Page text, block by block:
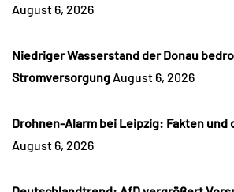
August 6, 2026
Niedriger Wasserstand der Donau
Stromversorgung August 6, 2026
Drohnen-Alarm bei Leipzig: Fakten und
August 6, 2026